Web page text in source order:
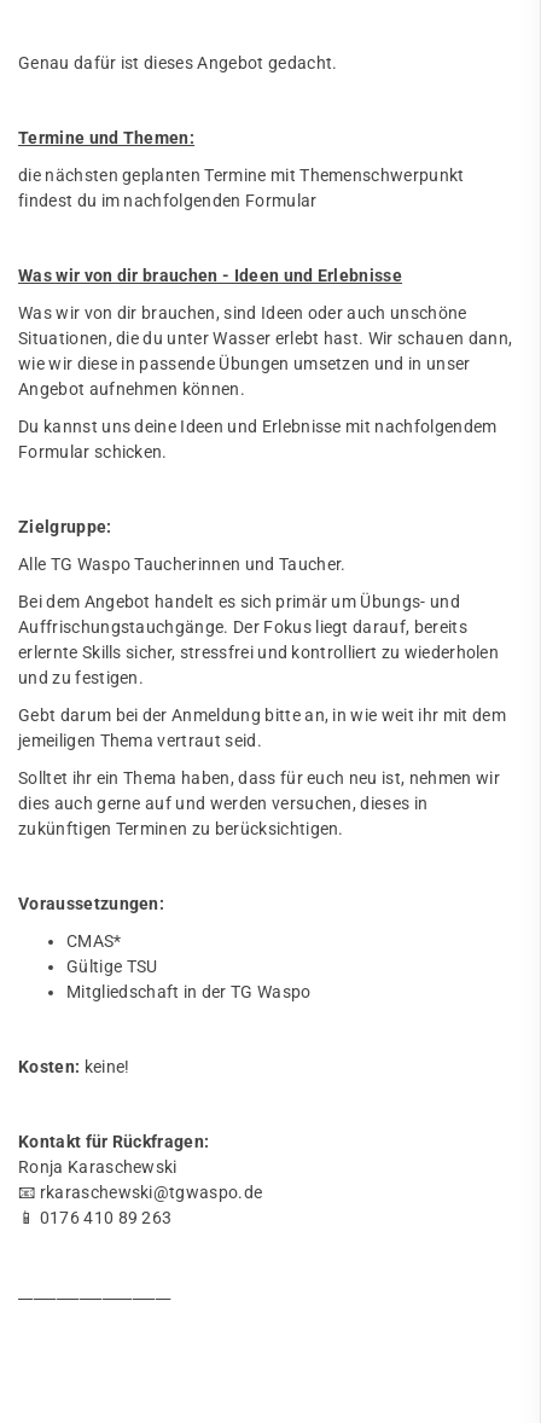
Genau dafür ist dieses Angebot gedacht.
Termine und Themen:
die nächsten geplanten Termine mit Themenschwerpunkt
findest du im nachfolgenden Formular
Was wir von dir brauchen - Ideen und Erlebnisse
Was wir von dir brauchen, sind Ideen oder auch unschöne
Situationen, die du unter Wasser erlebt hast. Wir schauen dann,
wie wir diese in passende Übungen umsetzen und in unser
Angebot aufnehmen können.
Du kannst uns deine Ideen und Erlebnisse mit nachfolgendem
Formular schicken.
Zielgruppe:
Alle TG Waspo Taucherinnen und Taucher.
Bei dem Angebot handelt es sich primär um Übungs- und
Auffrischungstauchgänge. Der Fokus liegt darauf, bereits
erlernte Skills sicher, stressfrei und kontrolliert zu wiederholen
und zu festigen.
Gebt darum bei der Anmeldung bitte an, in wie weit ihr mit dem
jemeiligen Thema vertraut seid.
Solltet ihr ein Thema haben, dass für euch neu ist, nehmen wir
dies auch gerne auf und werden versuchen, dieses in
zukünftigen Terminen zu berücksichtigen.
Voraussetzungen:
CMAS*
Gültige TSU
Mitgliedschaft in der TG Waspo
Kosten: keine!
Kontakt für Rückfragen:
Ronja Karaschewski
📧 rkaraschewski@tgwaspo.de
📱 0176 410 89 263